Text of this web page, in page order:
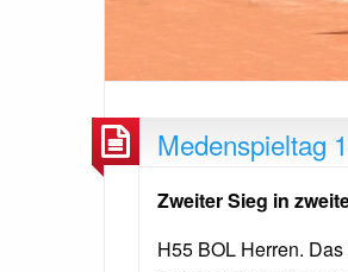
Medenspieltag
Zweiter Sieg in
H55 BOL Herren.